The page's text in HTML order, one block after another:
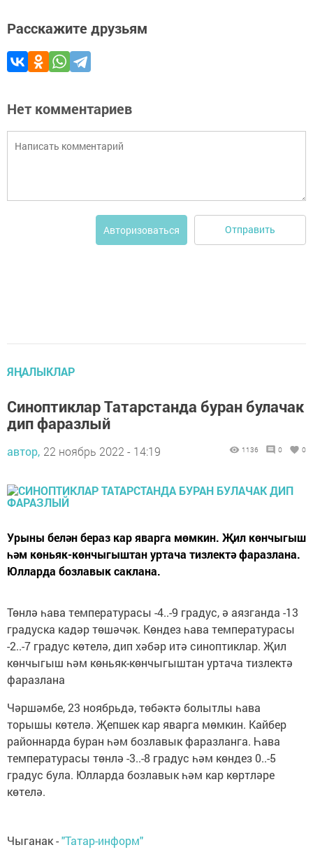
Расскажите друзьям
Нет комментариев
Авторизоваться Отправить
ЯҢАЛЫКЛАР
Синоптиклар Татарстанда буран булачак
дип фаразлый
автор, 22 ноябрь 2022 - 14:19 1136 0 0
Урыны белән бераз кар яварга мөмкин. Җил көнчыгыш
һәм көньяк-көнчыгыштан уртача тизлектә фаразлана.
Юлларда бозлавык саклана.
Төнлә һава температурасы -4..-9 градус, ә аязганда -13
градуска кадәр төшәчәк. Көндез һава температурасы
-2..-7 градус көтелә, дип хәбәр итә синоптиклар. Җил
көнчыгыш һәм көньяк-көнчыгыштан уртача тизлектә
фаразлана
Чәршәмбе, 23 ноябрьдә, төбәктә болытлы һава
торышы көтелә. Җепшек кар яварга мөмкин. Кайбер
районнарда буран һәм бозлавык фаразланга. Һава
температурасы төнлә -3..-8 градус һәм көндез 0..-5
градус була. Юлларда бозлавык һәм кар көртләре
көтелә.
Чыганак -"Татар-информ"